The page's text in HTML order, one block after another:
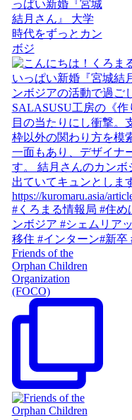
っぱい新婚『宮城
結月さん』 大学
時代をずっとカン
ボジ
Friends of the
Orphan Children
Organization
(FOCO)